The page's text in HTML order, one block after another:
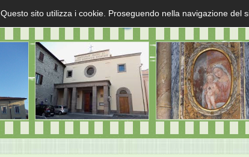
Questo sito utilizza i cookie. Proseguendo nella navigazione del